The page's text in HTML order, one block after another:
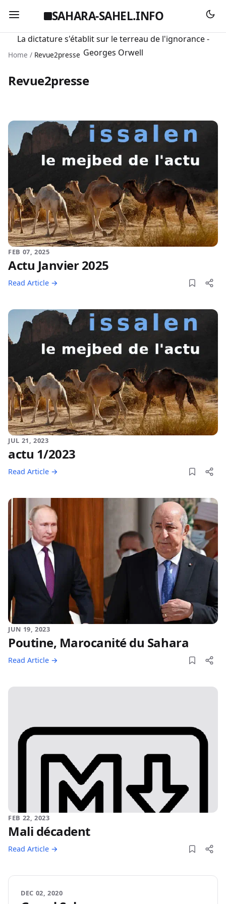
SAHARA-SAHEL.INFO
La dictature s'établit sur le terreau de l'ignorance -
Georges Orwell
Home / Revue2presse
Revue2presse
FEB 07, 2025
Actu Janvier 2025
Read Article →
JUL 21, 2023
actu 1/2023
Read Article →
JUN 19, 2023
Poutine, Marocanité du Sahara
Read Article →
FEB 22, 2023
Mali décadent
Read Article →
DEC 02, 2020